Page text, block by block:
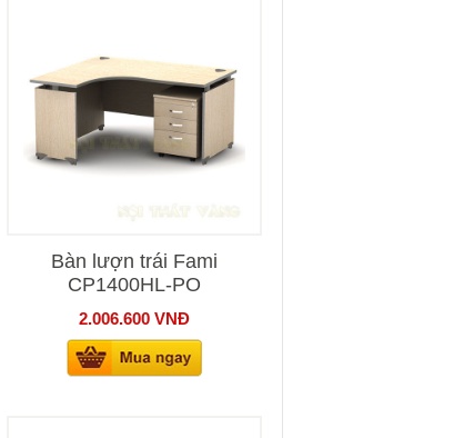
Bàn lượn trái Fami
CP1400HL-PO
2.006.600 VNĐ